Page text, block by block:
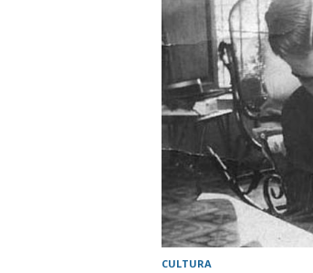
CULTURA